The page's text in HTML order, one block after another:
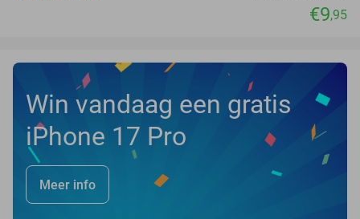
€9,95
Win vandaag een gratis
iPhone 17 Pro
Meer info